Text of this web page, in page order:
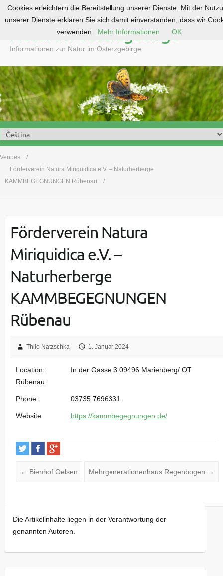
o
c
o
n
t
e
n
Natur im Osterzgebirge
Informationen zur Natur im Osterzgebirge
Venues
Förderverein Natura Miriquidica e.V. – Naturherberge
KAMMBEGEGNUNGEN Rübenau
Förderverein Natura
Miriquidica e.V. –
Naturherberge
KAMMBEGEGNUNGEN
Rübenau
Thilo Natzschka 1. Januar 2024
Location:
In der Gasse 3 09496 Marienberg/ OT
Rübenau
Phone: 03735 7696331
Website: https://kammbegegnungen.de/
← Bienhof Oelsen Mehrgenerationenhaus Regenbogen →
Die Artikelinhalte liegen in der Verantwortung der
genannten Autoren.
Cookies erleichtern die Bereitstellung unserer Dienste. Mit der
unserer Dienste erklären Sie sich damit einverstanden, dass wir
verwenden.
Mehr Informationen OK